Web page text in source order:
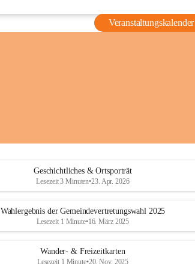
Veranstaltungskalender
Geschichtliches & Ortsporträt
Lesezeit 3 Minuten•23. Apr. 2026
Wahlergebnis der Gemeindevertretungswahl 2025
Lesezeit 1 Minute•16. März 2025
Wander- & Freizeitkarten
Lesezeit 1 Minute•20. Nov. 2025